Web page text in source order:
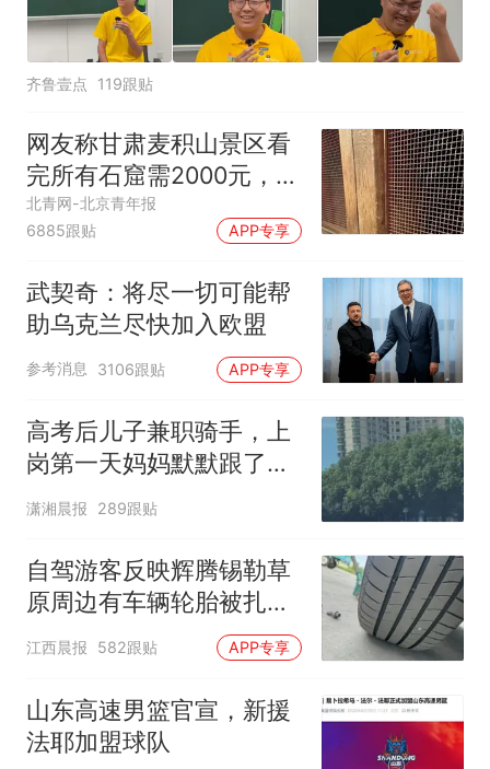
齐鲁壹点 119跟贴
网友称甘肃麦积山景区看
完所有石窟需2000元，景
区：部分石窟受特别保
护，游客可按需买
北青网-北京青年报
6885跟贴
APP专享
武契奇：将尽一切可能帮
助乌克兰尽快加入欧盟
参考消息 3106跟贴 APP专享
高考后儿子兼职骑手，上
岗第一天妈妈默默跟了三
公里，感慨孩子真的长大
潇湘晨报 289跟贴
自驾游客反映辉腾锡勒草
原周边有车辆轮胎被扎，
修理店铺换胎价格高达千
元，官方发布情况通报
江西晨报 582跟贴 APP专享
山东高速男篮官宣，新援
法耶加盟球队